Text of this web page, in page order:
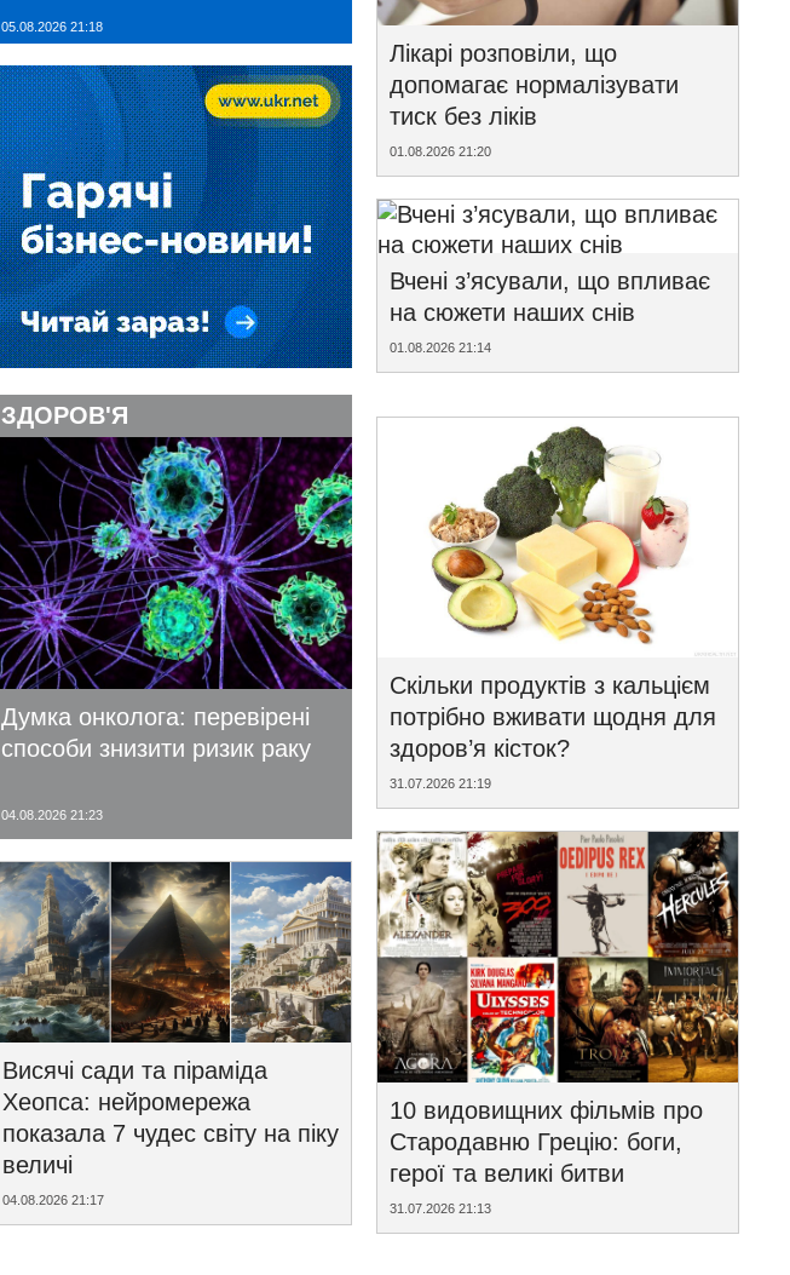
05.08.2026 21:18
ЗДОРОВ'Я
Думка онколога: перевірені
способи знизити ризик раку
04.08.2026 21:23
Висячі сади та піраміда
Хеопса: нейромережа
показала 7 чудес світу на піку
величі
04.08.2026 21:17
Лікарі розповіли, що
допомагає нормалізувати
тиск без ліків
01.08.2026 21:20
Вчені з’ясували, що впливає
на сюжети наших снів
01.08.2026 21:14
Скільки продуктів з кальцієм
потрібно вживати щодня для
здоров’я кісток?
31.07.2026 21:19
10 видовищних фільмів про
Стародавню Грецію: боги,
герої та великі битви
31.07.2026 21:13